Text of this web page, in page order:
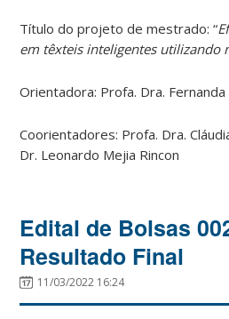
Título do projeto de mestrado: “
em têxteis inteligentes utilizando
Orientadora: Profa. Dra.
Coorientadores: Profa. Dra.
Dr. Leonardo Mejia Rincon
Edital de Bolsas
Resultado Final
11/03/2022 16:24